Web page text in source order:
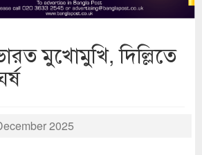
মুখোমুখি, দিল্লিতে
2025